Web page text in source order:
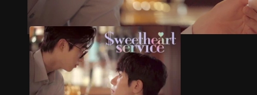
ภาพนิ่ง เนื้อหาที่แนะนำ รายละเอียด